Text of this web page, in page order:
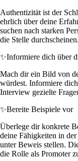
Authentizität ist der
ehrlich über deine
suchen nach starken
die Stelle durchscheinen.
✨Informiere dich über
Mach dir ein Bild von
würdest. Informiere
Interview gezielte
✨Bereite Beispiele vor
Überlege dir konkrete
deine Fähigkeiten in
unter Beweis stellen.
die Rolle als Promoter